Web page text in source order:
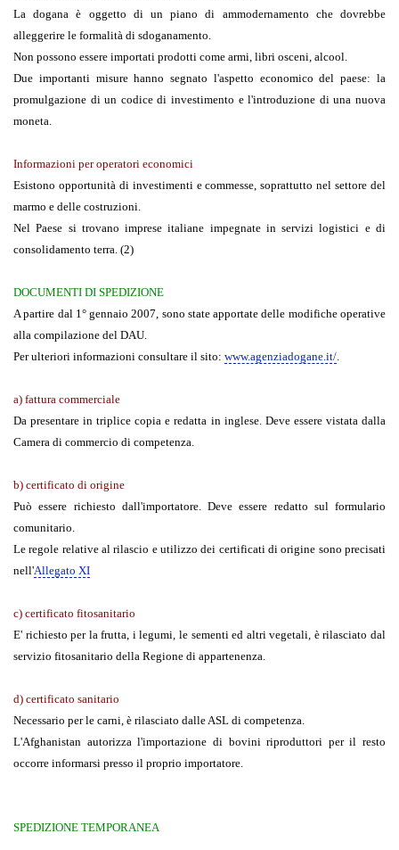
La dogana è oggetto di un piano di ammodernamento che dovrebbe
alleggerire le formalità di sdoganamento.
Non possono essere importati prodotti come armi, libri osceni, alcool.
Due importanti misure hanno segnato l'aspetto economico del paese: la
promulgazione di un codice di investimento e l'introduzione di una nuova
moneta.
Informazioni per operatori economici
Esistono opportunità di investimenti e commesse, soprattutto nel settore del
marmo e delle costruzioni.
Nel Paese si trovano imprese italiane impegnate in servizi logistici e di
consolidamento terra. (2)
DOCUMENTI DI SPEDIZIONE
A partire dal 1° gennaio 2007, sono state apportate delle modifiche operative
alla compilazione del DAU.
Per ulteriori informazioni consultare il sito: www.agenziadogane.it/.
a) fattura commerciale
Da presentare in triplice copia e redatta in inglese. Deve essere vistata dalla
Camera di commercio di competenza.
b) certificato di origine
Può essere richiesto dall'importatore. Deve essere redatto sul formulario
comunitario.
Le regole relative al rilascio e utilizzo dei certificati di origine sono precisati
nell'Allegato XI
c) certificato fitosanitario
E' richiesto per la frutta, i legumi, le sementi ed altri vegetali, è rilasciato dal
servizio fitosanitario della Regione di appartenenza.
d) certificato sanitario
Necessario per le carni, è rilasciato dalle ASL di competenza.
L'Afghanistan autorizza l'importazione di bovini riproduttori per il resto
occorre informarsi presso il proprio importatore.
SPEDIZIONE TEMPORANEA